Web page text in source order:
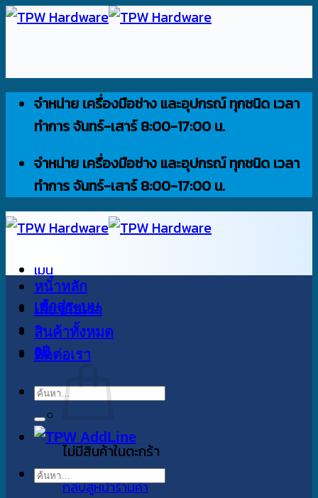
ข้าม
เนื้อหา
จำหน่าย เครื่องมือช่าง และอุปกรณ์ ทุกชนิด เวลา
ทำการ จันทร์-เสาร์ 8:00-17:00 น.
จำหน่าย เครื่องมือช่าง และอุปกรณ์ ทุกชนิด เวลา
ทำการ จันทร์-เสาร์ 8:00-17:00 น.
เมนู
เข้าสู่ระบบ
0฿
ไม่มีสินค้าในตะกร้า
กลับสู่หน้าร้านค้า
หน้าหลัก
เกี่ยวกับเรา
สินค้าทั้งหมด
ติดต่อเรา
ค้นหา:
ค้นหา: